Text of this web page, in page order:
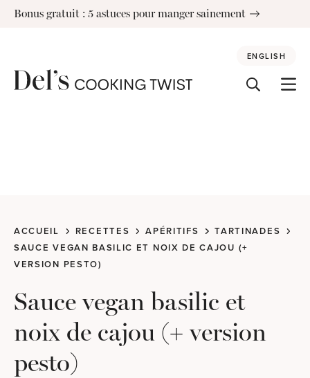
SkipBonus gratuit : 5 astuces pour manger sainement
ENGLISH
ACCUEIL RECETTES APÉRITIFS
TARTINADES
SAUCE VEGAN BASILIC ET NOIX DE CAJOU (+
VERSION PESTO)
Sauce vegan basilic et
noix de cajou (+ version
pesto)